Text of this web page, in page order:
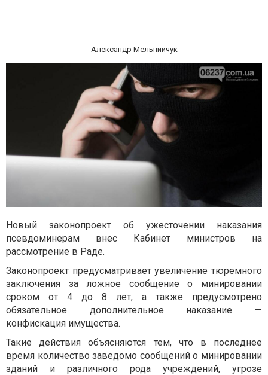
Александр Мельнийчук
Новый законопроект об ужесточении наказания
псевдоминерам внес Кабинет министров на
рассмотрение в Раде.
Законопроект предусматривает увеличение тюремного
заключения за ложное сообщение о минировании
сроком от 4 до 8 лет, а также предусмотрено
обязательное дополнительное наказание —
конфискация имущества.
Такие действия объясняются тем, что в последнее
время количество заведомо сообщений о минировании
зданий и различного рода учреждений, угрозе